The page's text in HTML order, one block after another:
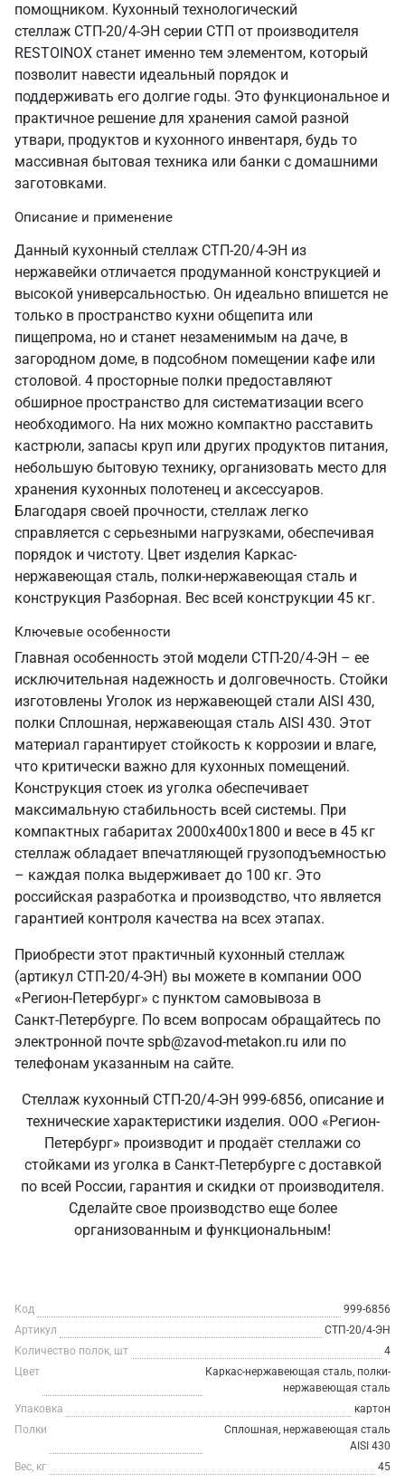
помощником. Кухонный технологический
стеллаж СТП-20/4-ЭН серии СТП от производителя
RESTOINOX станет именно тем элементом, который
позволит навести идеальный порядок и
поддерживать его долгие годы. Это функциональное и
практичное решение для хранения самой разной
утвари, продуктов и кухонного инвентаря, будь то
массивная бытовая техника или банки с домашними
заготовками.
Описание и применение
Данный кухонный стеллаж СТП-20/4-ЭН из
нержавейки отличается продуманной конструкцией и
высокой универсальностью. Он идеально впишется не
только в пространство кухни общепита или
пищепрома, но и станет незаменимым на даче, в
загородном доме, в подсобном помещении кафе или
столовой. 4 просторные полки предоставляют
обширное пространство для систематизации всего
необходимого. На них можно компактно расставить
кастрюли, запасы круп или других продуктов питания,
небольшую бытовую технику, организовать место для
хранения кухонных полотенец и аксессуаров.
Благодаря своей прочности, стеллаж легко
справляется с серьезными нагрузками, обеспечивая
порядок и чистоту. Цвет изделия Каркас-
нержавеющая сталь, полки-нержавеющая сталь и
конструкция Разборная. Вес всей конструкции 45 кг.
Ключевые особенности
Главная особенность этой модели СТП-20/4-ЭН – ее
исключительная надежность и долговечность. Стойки
изготовлены Уголок из нержавеющей стали AISI 430,
полки Сплошная, нержавеющая сталь AISI 430. Этот
материал гарантирует стойкость к коррозии и влаге,
что критически важно для кухонных помещений.
Конструкция стоек из уголка обеспечивает
максимальную стабильность всей системы. При
компактных габаритах 2000х400х1800 и весе в 45 кг
стеллаж обладает впечатляющей грузоподъемностью
– каждая полка выдерживает до 100 кг. Это
российская разработка и производство, что является
гарантией контроля качества на всех этапах.
Приобрести этот практичный кухонный стеллаж
(артикул СТП-20/4-ЭН) вы можете в компании ООО
«Регион-Петербург» с пунктом самовывоза в
Санкт‑Петербурге. По всем вопросам обращайтесь по
электронной почте spb@zavod-metakon.ru или по
телефонам указанным на сайте.
Стеллаж кухонный СТП-20/4-ЭН 999-6856, описание и
технические характеристики изделия. ООО «Регион-
Петербург» производит и продаёт стеллажи со
стойками из уголка в Санкт‑Петербурге с доставкой
по всей России, гарантия и скидки от производителя.
Сделайте свое производство еще более
организованным и функциональным!
Код
999-6856
Артикул
СТП-20/4-ЭН
Количество полок, шт
4
Цвет
Каркас-нержавеющая сталь, полки-
нержавеющая сталь
Упаковка
картон
Полки
Сплошная, нержавеющая сталь
AISI 430
Вес, кг
45